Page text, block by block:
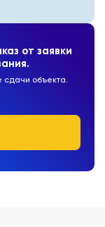
от заявки
сдачи объекта.